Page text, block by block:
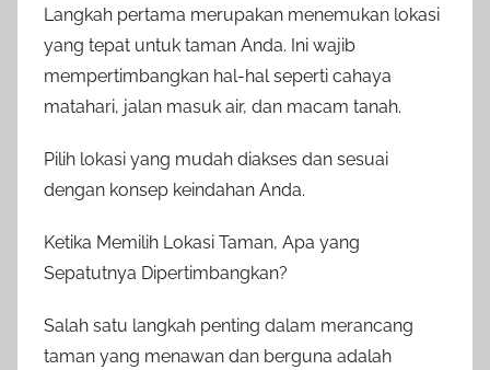
Langkah pertama merupakan menemukan lokasi
yang tepat untuk taman Anda. Ini wajib
mempertimbangkan hal-hal seperti cahaya
matahari, jalan masuk air, dan macam tanah.
Pilih lokasi yang mudah diakses dan sesuai
dengan konsep keindahan Anda.
Ketika Memilih Lokasi Taman, Apa yang
Sepatutnya Dipertimbangkan?
Salah satu langkah penting dalam merancang
taman yang menawan dan berguna adalah